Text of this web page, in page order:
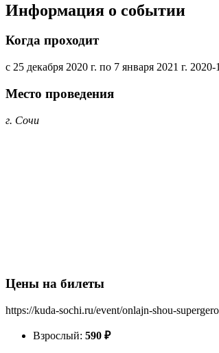
Информация о событии
Когда проходит
с 25 декабря 2020 г. по 7 января 2021 г. 2020-
Место проведения
г. Сочи
Цены на билеты
https://kuda-sochi.ru/event/onlajn-shou-
Взрослый: 590 ₽